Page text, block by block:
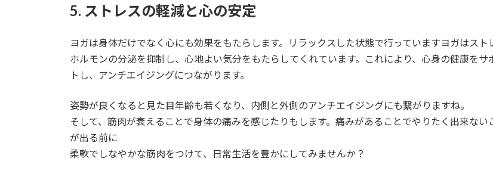
5. ストレスの軽減と心の安定
ヨガは身体だけでなく心にも効果をもたらします。リラックスした状態で行っていますヨガはスト
ホルモンの分泌を抑制し、心地よい気分をもたらしてくれています。これにより、心身の健康をサ
トし、アンチエイジングにつながります。
姿勢が良くなると見た目年齢も若くなり、内側と外側のアンチエイジングにも繋がりますね。
そして、筋肉が衰えることで身体の痛みを感じたりもします。痛みがあることでやりたく出来ない
が出る前に
柔軟でしなやかな筋肉をつけて、日常生活を豊かにしてみませんか？